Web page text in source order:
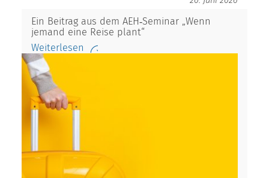
Ein Beitrag aus dem AEH‑Seminar „Wenn
jemand eine Reise plant“
Weiterlesen